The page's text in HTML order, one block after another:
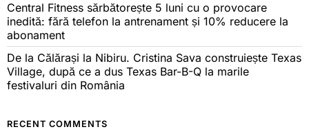
Central Fitness sărbătorește 5 luni cu o provocare
inedită: fără telefon la antrenament și 10% reducere la
abonament
De la Călărași la Nibiru. Cristina Sava construiește Texas
Village, după ce a dus Texas Bar-B-Q la marile
festivaluri din România
RECENT COMMENTS